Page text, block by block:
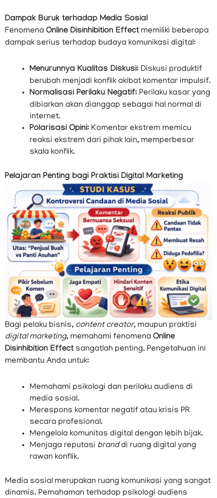
Dampak Buruk terhadap Media Sosial
Fenomena Online Disinhibition Effect memiliki beberapa
dampak serius terhadap budaya komunikasi digital:
Menurunnya Kualitas Diskusi: Diskusi produktif
berubah menjadi konflik akibat komentar impulsif.
Normalisasi Perilaku Negatif: Perilaku kasar yang
dibiarkan akan dianggap sebagai hal normal di
internet.
Polarisasi Opini: Komentar ekstrem memicu
reaksi ekstrem dari pihak lain, memperbesar
skala konflik.
Pelajaran Penting bagi Praktisi Digital Marketing
Bagi pelaku bisnis, content creator, maupun praktisi
digital marketing, memahami fenomena Online
Disinhibition Effect sangatlah penting. Pengetahuan ini
membantu Anda untuk:
Memahami psikologi dan perilaku audiens di
media sosial.
Merespons komentar negatif atau krisis PR
secara profesional.
Mengelola komunitas digital dengan lebih bijak.
Menjaga reputasi branddi ruang digital yang
rawan konflik.
Media sosial merupakan ruang komunikasi yang sangat
dinamis. Pemahaman terhadap psikologi audiens